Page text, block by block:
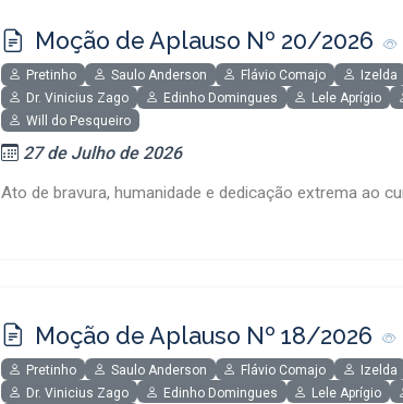
Moção de Aplauso Nº 20/2026
Pretinho Saulo Anderson Flávio Comajo Izelda
Dr. Vinicius Zago
Edinho Domingues Lele Aprígio
Will do Pesqueiro
27 de Julho de 2026
Ato de bravura, humanidade e dedicação extrema ao
Moção de Aplauso Nº 18/2026
Pretinho Saulo Anderson Flávio Comajo Izelda
Dr. Vinicius Zago
Edinho Domingues Lele Aprígio